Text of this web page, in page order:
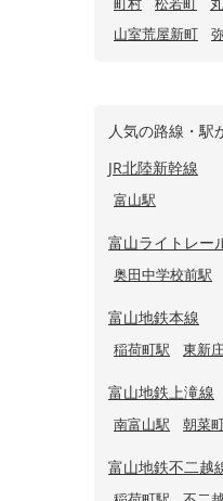
山室荒屋新町
人気の路線・駅
JR北陸新幹線
富山駅
富山ライトレー
奥田中学校前駅
富山地鉄本線
稲荷町駅 東新
富山地鉄上滝線
南富山駅 朝菜
富山地鉄不二越